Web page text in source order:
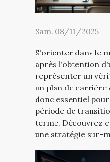
Sam. 08/11/2025
S'orienter dans le
après l'obtention
représenter un
un plan de carrière
donc essentiel
période de
terme. Découvrez
une stratégie sur-